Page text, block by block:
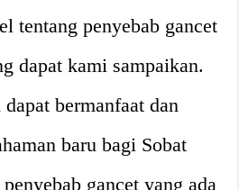
tentang penyebab gancet
dapat kami sampaikan.
bermanfaat dan
baru bagi Sobat
gancet yang ada